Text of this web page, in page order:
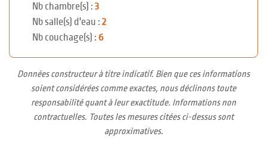
Nb chambre(s) : 3
Nb salle(s) d'eau : 2
Nb couchage(s) : 6
Données constructeur à titre indicatif. Bien que ces informations
soient considérées comme exactes, nous déclinons toute
responsabilité quant à leur exactitude. Informations non
contractuelles. Toutes les mesures citées ci-dessus sont
approximatives.